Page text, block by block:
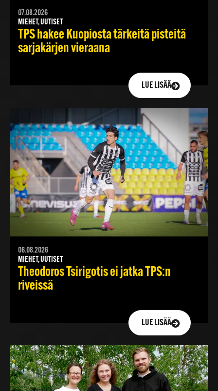
07.08.2026
MIEHET, UUTISET
TPS hakee Kuopiosta tärkeitä pisteitä
sarjakärjen vieraana
LUE LISÄÄ
06.08.2026
MIEHET, UUTISET
Theodoros Tsirigotis ei jatka TPS:n
riveissä
LUE LISÄÄ